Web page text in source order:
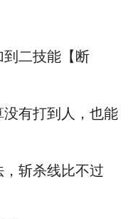
二技能【断
有打到人，也能
斩杀线比不过